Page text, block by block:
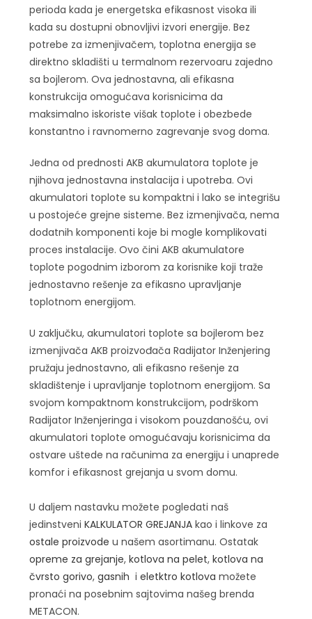
perioda kada je energetska efikasnost visoka ili
kada su dostupni obnovljivi izvori energije. Bez
potrebe za izmenjivačem, toplotna energija se
direktno skladišti u termalnom rezervoaru zajedno
sa bojlerom. Ova jednostavna, ali efikasna
konstrukcija omogućava korisnicima da
maksimalno iskoriste višak toplote i obezbede
konstantno i ravnomerno zagrevanje svog doma.
Jedna od prednosti AKB akumulatora toplote je
njihova jednostavna instalacija i upotreba. Ovi
akumulatori toplote su kompaktni i lako se integrišu
u postojeće grejne sisteme. Bez izmenjivača, nema
dodatnih komponenti koje bi mogle komplikovati
proces instalacije. Ovo čini AKB akumulatore
toplote pogodnim izborom za korisnike koji traže
jednostavno rešenje za efikasno upravljanje
toplotnom energijom.
U zaključku, akumulatori toplote sa bojlerom bez
izmenjivača AKB proizvođača Radijator Inženjering
pružaju jednostavno, ali efikasno rešenje za
skladištenje i upravljanje toplotnom energijom. Sa
svojom kompaktnom konstrukcijom, podrškom
Radijator Inženjeringa i visokom pouzdanošću, ovi
akumulatori toplote omogućavaju korisnicima da
ostvare uštede na računima za energiju i unaprede
komfor i efikasnost grejanja u svom domu.
U daljem nastavku možete pogledati naš
jedinstveniKALKULATOR GREJANJA kao i linkove za
ostale proizvode u našem asortimanu. Ostatak
opreme za grejanje,kotlova na pelet,kotlova na
čvrsto gorivo,gasnih ieletktro kotlova možete
pronaći na posebnim sajtovima našeg brenda
METACON.